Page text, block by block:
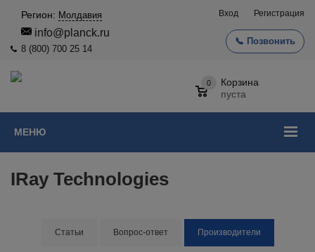
Регион: Молдавия
info@planck.ru
8 (800) 700 25 14
📞 Позвонить
Вход Регистрация
МЕНЮ
0
Корзина
пуста
IRay Technologies
Статьи Вопрос-ответ Производители